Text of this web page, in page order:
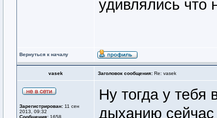
удивлялись что
Вернуться к началу
vasek Заголовок сообщения: Re: vasek
Зарегистрирован: 11 сен
2013, 09:32
Сообщения: 1658
Ну тогда у тебя
дыханию